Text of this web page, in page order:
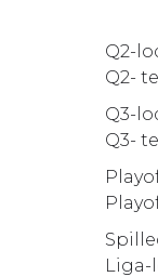
Q2-
Q2-
Q3-
Q3-